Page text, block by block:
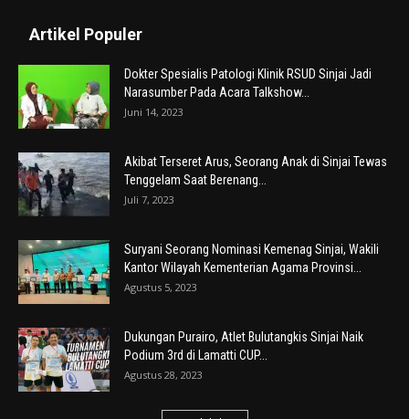
Artikel Populer
Dokter Spesialis Patologi Klinik RSUD Sinjai Jadi
Narasumber Pada Acara Talkshow...
Juni 14, 2023
Akibat Terseret Arus, Seorang Anak di Sinjai Tewas
Tenggelam Saat Berenang...
Juli 7, 2023
Suryani Seorang Nominasi Kemenag Sinjai, Wakili
Kantor Wilayah Kementerian Agama Provinsi...
Agustus 5, 2023
Dukungan Purairo, Atlet Bulutangkis Sinjai Naik
Podium 3rd di Lamatti CUP...
Agustus 28, 2023